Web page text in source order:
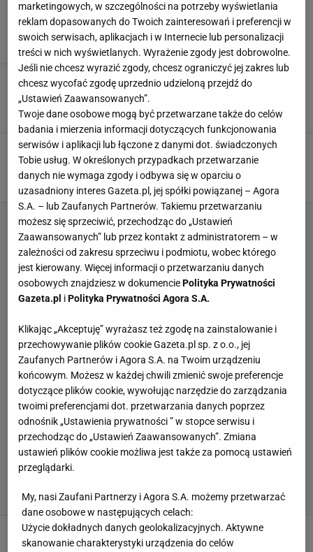
Protest! Jest reakcja na powrót Rosjan
Norbert Amlicki, 11 CZERWCA 2026, 06:56
Zapadła decyzja ws. udziału Rosji w
mistrzostwach świata
Agnieszka Piskorz,8 CZERWCA 2026, 22:41
Kolejny sport otwiera drzwi dla Rosji.
"Zrozumiały, że bez nas słabną"
Aleksander Bernard, 28 MAJA 2026, 12:15
Rosjanie wskazują palcem. Ten kraj w Europie
jest dla nich pośmiewiskiem
marketingowych, w szczególności na potrzeby wyświetlania
reklam dopasowanych do Twoich zainteresowań i preferencji w
swoich serwisach, aplikacjach i w Internecie lub personalizacji
treści w nich wyświetlanych. Wyrażenie zgody jest dobrowolne.
Jeśli nie chcesz wyrazić zgody, chcesz ograniczyć jej zakres lub
chcesz wycofać zgodę uprzednio udzieloną przejdź do
„Ustawień Zaawansowanych”.
Twoje dane osobowe mogą być przetwarzane także do celów
badania i mierzenia informacji dotyczących funkcjonowania
serwisów i aplikacji lub łączone z danymi dot. świadczonych
Tobie usług. W określonych przypadkach przetwarzanie
danych nie wymaga zgody i odbywa się w oparciu o
uzasadniony interes Gazeta.pl, jej spółki powiązanej – Agora
S.A. – lub Zaufanych Partnerów. Takiemu przetwarzaniu
możesz się sprzeciwić, przechodząc do „Ustawień
Zaawansowanych” lub przez kontakt z administratorem – w
zależności od zakresu sprzeciwu i podmiotu, wobec którego
jest kierowany. Więcej informacji o przetwarzaniu danych
osobowych znajdziesz w dokumenciePolityka Prywatności
Gazeta.pl iPolityka Prywatności Agora S.A.
Klikając „Akceptuję” wyrażasz też zgodę na zainstalowanie i
przechowywanie plików cookie Gazeta.pl sp. z o.o., jej
Zaufanych Partnerów i Agora S.A. na Twoim urządzeniu
końcowym. Możesz w każdej chwili zmienić swoje preferencje
dotyczące plików cookie, wywołując narzędzie do zarządzania
twoimi preferencjami dot. przetwarzania danych poprzez
odnośnik „Ustawienia prywatności ” w stopce serwisu i
przechodząc do „Ustawień Zaawansowanych”. Zmiana
ustawień plików cookie możliwa jest także za pomocą ustawień
przeglądarki.
My, nasi Zaufani Partnerzy i Agora S.A. możemy przetwarzać
dane osobowe w następujących celach:
Użycie dokładnych danych geolokalizacyjnych. Aktywne
skanowanie charakterystyki urządzenia do celów